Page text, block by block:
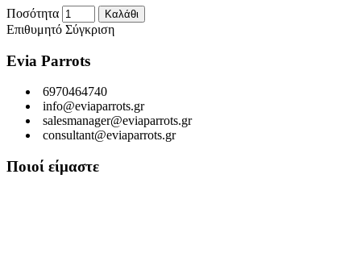
Ποσότητα Καλάθι
Επιθυμητό Σύγκριση
Evia Parrots
6970464740
info@eviaparrots.gr
salesmanager@eviaparrots.gr
consultant@eviaparrots.gr
Ποιοί είμαστε